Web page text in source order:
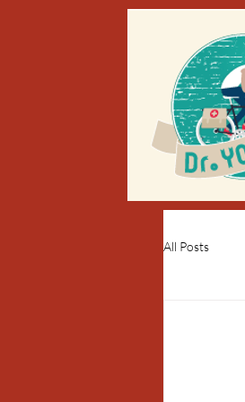
All Posts